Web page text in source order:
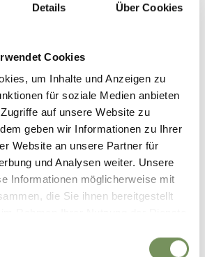
Details Über Cookies
Cookies
um Inhalte und Anzeigen zu
für soziale Medien anbieten
auf unsere Website zu
geben wir Informationen zu Ihrer
Website an unsere Partner für
und Analysen weiter. Unsere
Informationen möglicherweise mit
die Sie ihnen bereitgestellt